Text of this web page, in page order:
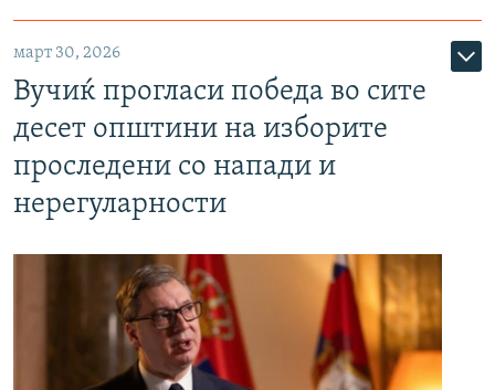
март 30, 2026
Вучиќ прогласи победа во сите
десет општини на изборите
проследени со напади и
нерегуларности